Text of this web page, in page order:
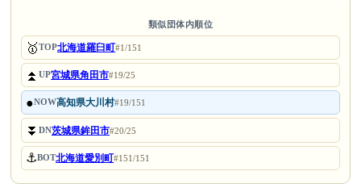
類似団体内順位
🥇TOP北海道羅臼町#1/151
⏫UP宮城県角田市#19/25
●NOW高知県大川村#19/151
⏬DN茨城県鉾田市#20/25
⚓BOT北海道愛別町#151/151